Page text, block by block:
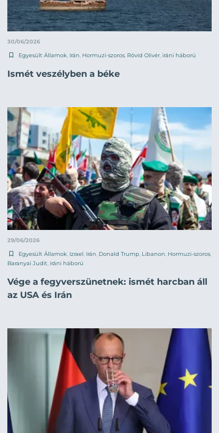
30/06/2026
Egyesült Államok Irán Hormuzi-szoros Rövid Olivér iráni háború
Ismét veszélyben a béke
29/06/2026
Egyesült Államok, Izrael, Irán, Donald Trump, Libanon, Hormuzi-szoros,
Baranyai Judit, iráni háború
Vége a fegyverszünetnek: ismét harcban áll
az USA és Irán